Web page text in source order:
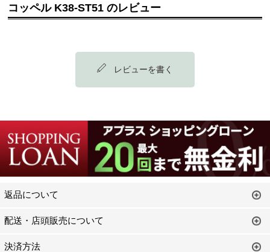
コッペル K38-ST51 のレビュー
レビューを書く
返品について
配送・店頭販売について
決済方法